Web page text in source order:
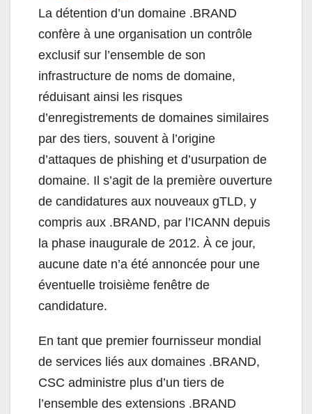
La détention d’un domaine .BRAND
confère à une organisation un contrôle
exclusif sur l’ensemble de son
infrastructure de noms de domaine,
réduisant ainsi les risques
d’enregistrements de domaines similaires
par des tiers, souvent à l’origine
d’attaques de phishing et d’usurpation de
domaine. Il s’agit de la première ouverture
de candidatures aux nouveaux gTLD, y
compris aux .BRAND, par l’ICANN depuis
la phase inaugurale de 2012. À ce jour,
aucune date n’a été annoncée pour une
éventuelle troisième fenêtre de
candidature.
En tant que premier fournisseur mondial
de services liés aux domaines .BRAND,
CSC administre plus d’un tiers de
l’ensemble des extensions .BRAND